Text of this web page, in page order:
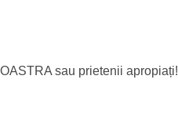
sau prietenii apropiați!